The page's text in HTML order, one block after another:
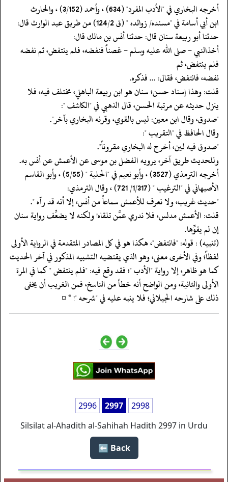
‏‏‏‏أخرجه البخاري في "الأدب المفرد" (634) ، وأحمد (3/152) ، والحارث
‏‏‏‏ابن أبي أسامة في "مسنده/ زوائده " (ق 124/2) من طريق عبد الوارث قال:
حدثنا أبو ربيعة سنان قال: حدثنا أنس بن مالك قال:
‏‏‏‏أخذالنبي - صلى الله عليه وسلم - غصناً فنفضه، فلم ينتفض، ثم نفضه
فلم ينتفض، ثم
‏‏‏‏نفضه، فانتفض، فقال: ... فذكره.
‏‏‏‏قلت: وهذا إسناد حسن؛ سنان هو ابن ربيعة الباهلي، مختلف فيه، فلا
‏‏‏‏ينزل حديثه عن مرتبة الحسن، قال الذهبي في "الكاشف ":
‏‏‏‏"صدوق، وقال ابن معين: ليس بالقوي، وقرنه البخاري بآخر".
‏‏‏‏وقال الحافظ في "التقريب ":
‏‏‏‏"صدوق فيه لين، أخرج له البخاري مقروناً".
‏‏‏‏وللحديث طريق آخر، يرويه الفضل بن موسى عن الأعمش عن أنس به.
‏‏‏‏أخرجه الترمذي (3527) ، وأبو نعيم في "الحلية " (5/55) ، وأبو القاسم
الأصبهاني في "الترغيب " (1/317/ 721) ، وقال الترمذي:
‏‏‏‏"حديث غريب، ولا نعرف للأعمش سماعاً من أنس، إلا أنه قد رآه ".
‏‏‏‏قلت: الأعمش مدلس، فلا ندري عمَّن تلقاه! ولكنه لا يضعِّف رواية سنان
‏‏‏‏إن لم يقوِّها.
‏‏‏‏(تنبيه) : قوله: "فانتفض"، هكذا هو في كل المصادر المتقدمة في الرواية الأولى
لفظاً؛ وفي الأخرى معنى، وهو الذي يقتضيه التشبيه المذكور في آخر الحديث
كما هو ظاهر، إلا رواية "الأدب "؛ فقد وقع فيه: "فلم ينتفض " كما في المرة
الأولى والثانية، ومن الواضح أنه خطأ من الناسخ، فمن الغريب أن يخفى
‏‏‏‏ذلك على شارحه الجيلاني؛ فلا ينبه عليه في "شرحه "! * ¤
2996 2997
2998
Silsilat al-Ahadith al-Sahihah Hadith 2997 in Urdu
Back ⬅️